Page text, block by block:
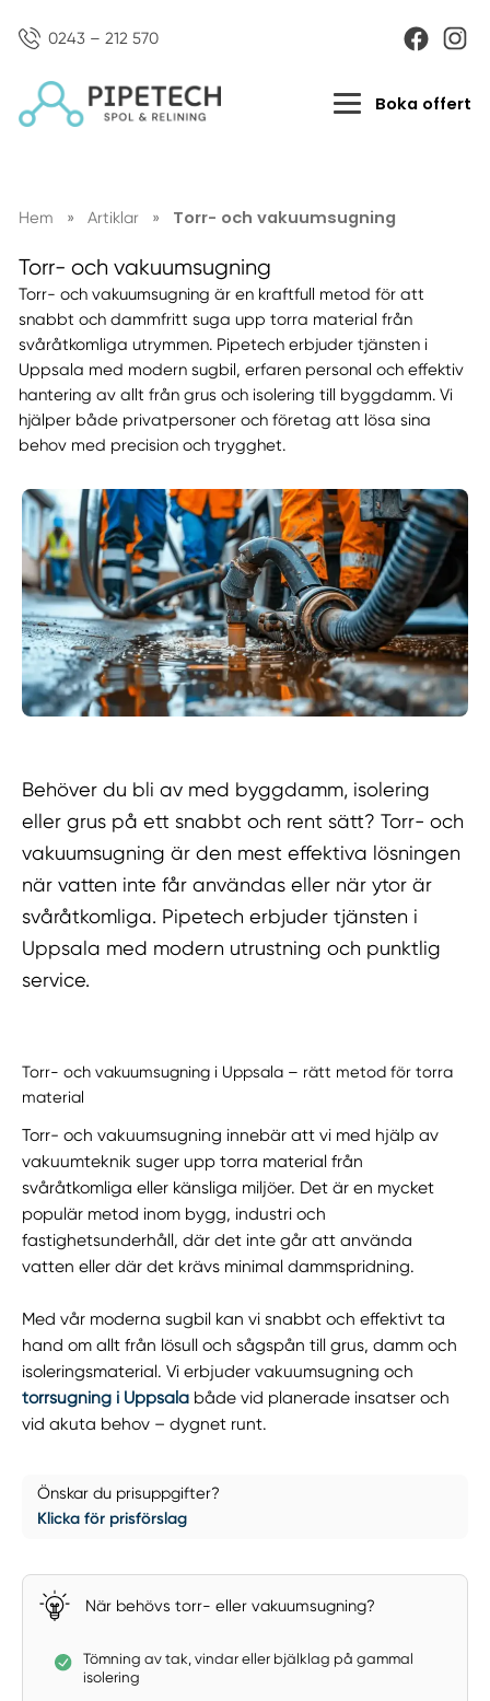
0243 – 212 570
Boka offert
Hem » Artiklar » Torr- och vakuumsugning
Torr- och vakuumsugning
Torr- och vakuumsugning är en kraftfull metod för att
snabbt och dammfritt suga upp torra material från
svåråtkomliga utrymmen. Pipetech erbjuder tjänsten i
Uppsala med modern sugbil, erfaren personal och effektiv
hantering av allt från grus och isolering till byggdamm. Vi
hjälper både privatpersoner och företag att lösa sina
behov med precision och trygghet.
Behöver du bli av med byggdamm, isolering
eller grus på ett snabbt och rent sätt? Torr- och
vakuumsugning är den mest effektiva lösningen
när vatten inte får användas eller när ytor är
svåråtkomliga. Pipetech erbjuder tjänsten i
Uppsala med modern utrustning och punktlig
service.
Torr- och vakuumsugning i Uppsala – rätt metod för torra
material
Torr- och vakuumsugning innebär att vi med hjälp av
vakuumteknik suger upp torra material från
svåråtkomliga eller känsliga miljöer. Det är en mycket
populär metod inom bygg, industri och
fastighetsunderhåll, där det inte går att använda
vatten eller där det krävs minimal dammspridning.
Med vår moderna sugbil kan vi snabbt och effektivt ta
hand om allt från lösull och sågspån till grus, damm och
isoleringsmaterial. Vi erbjuder vakuumsugning och
torrsugning i Uppsala både vid planerade insatser och
vid akuta behov – dygnet runt.
Önskar du prisuppgifter?
Klicka för prisförslag
När behövs torr- eller vakuumsugning?
Tömning av tak, vindar eller bjälklag på gammal
isolering